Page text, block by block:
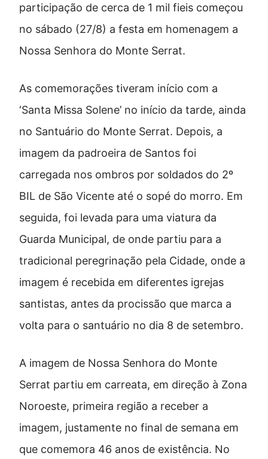
participação de cerca de 1 mil fieis começou
no sábado (27/8) a festa em homenagem a
Nossa Senhora do Monte Serrat.
As comemorações tiveram início com a
‘Santa Missa Solene’ no início da tarde, ainda
no Santuário do Monte Serrat. Depois, a
imagem da padroeira de Santos foi
carregada nos ombros por soldados do 2º
BIL de São Vicente até o sopé do morro. Em
seguida, foi levada para uma viatura da
Guarda Municipal, de onde partiu para a
tradicional peregrinação pela Cidade, onde a
imagem é recebida em diferentes igrejas
santistas, antes da procissão que marca a
volta para o santuário no dia 8 de setembro.
A imagem de Nossa Senhora do Monte
Serrat partiu em carreata, em direção à Zona
Noroeste, primeira região a receber a
imagem, justamente no final de semana em
que comemora 46 anos de existência. No